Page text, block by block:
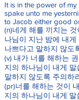
It is in the power of
spake unto me
to Jacob either good
(n)네게 해를 끼치는
나님이 지난 밤에 내
나쁘다고 말하지 않도
(v) 내가 너를 해하는
지의 하나님이 내게
말하지 않도록 주의하
(pr)너를 해하는 것이
지의 하나님이 내게